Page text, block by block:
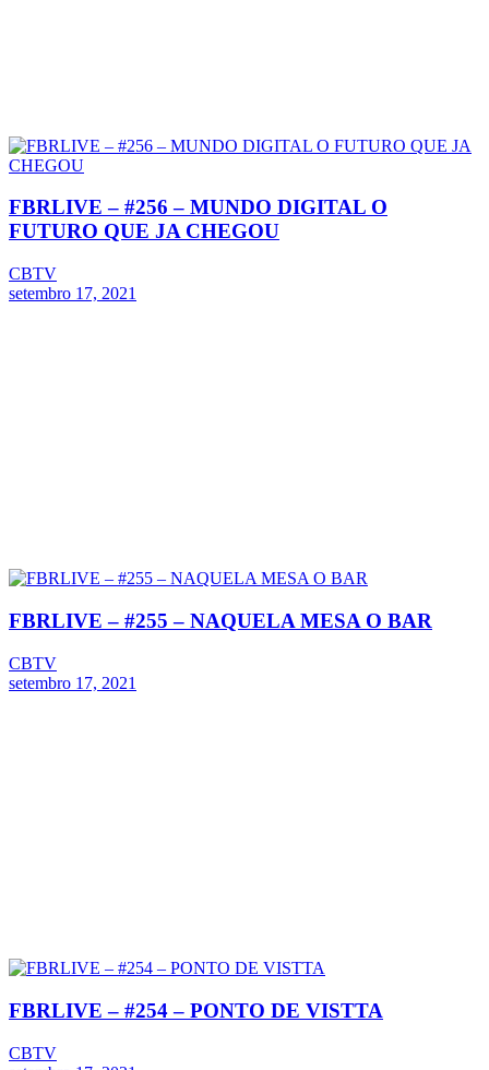
FBRLIVE – #256 – MUNDO DIGITAL O
FUTURO QUE JA CHEGOU
CBTV
setembro 17, 2021
FBRLIVE – #255 – NAQUELA MESA O BAR
CBTV
setembro 17, 2021
FBRLIVE – #254 – PONTO DE VISTTA
CBTV